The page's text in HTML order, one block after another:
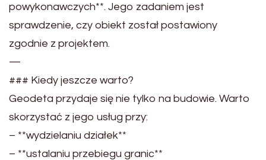
powykonawczych**. Jego zadaniem jest
sprawdzenie, czy obiekt został postawiony
zgodnie z projektem.
—
### Kiedy jeszcze warto?
Geodeta przydaje się nie tylko na budowie. Warto
skorzystać z jego usług przy:
– **wydzielaniu działek**
– **ustalaniu przebiegu granic**